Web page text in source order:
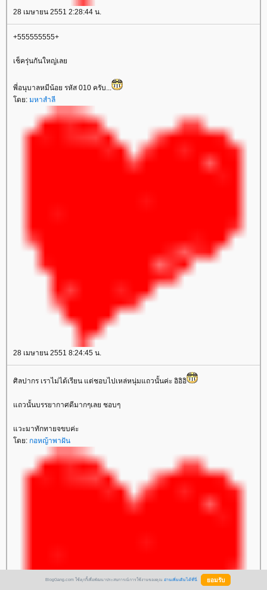
28 เมษายน 2551 2:28:44 น.
+555555555+
เช็ครุ่นกันใหญ่เล
พี่อนุบาลหมีน้อย รหัส 010 ครับ...
ดย: มหาสำลี
28 เมษายน 2551 8:24:45 น.
ศิลปากร เราไม่ได้เรียน แต่ชอบไปเหล่หนุ่มแถวนั้นค่ะ อิอิอิ
ถวนั้นบรรยากาศดีมากๆเลย ชอบๆ
วะมาทักทายจขบค่ะ
ดย: กอหญ้าพาฝัน
BlogGang.com ใช้คุกกี้เพื่อพัฒนาประสบการณ์การใช้งานของคุณ อ่านเพิ่มเติมได้ที่นี่